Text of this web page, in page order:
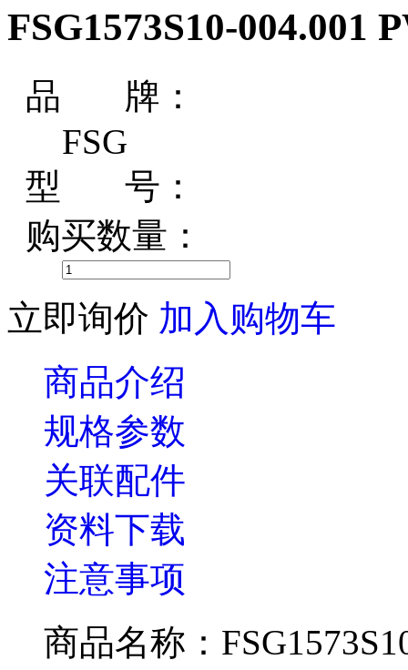
FSG1573S10-004.001
品 牌：
FSG
型 号：
购买数量：
立即询价 加入购物车
商品介绍
规格参数
关联配件
资料下载
注意事项
商品名称：